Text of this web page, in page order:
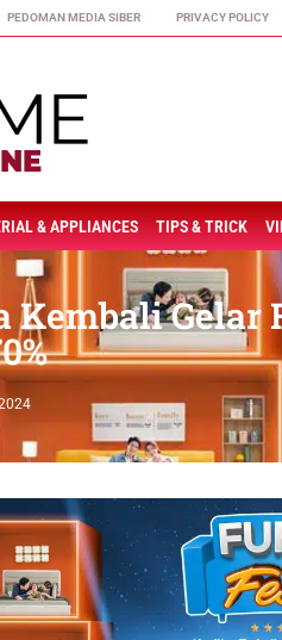
PEDOMAN MEDIA SIBER PRIVACY POLICY
& APPLIANCES TIPS & TRICK
Kembali Gelar